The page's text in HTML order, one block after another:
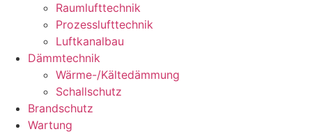
Raumlufttechnik
Prozesslufttechnik
Luftkanalbau
Dämmtechnik
Wärme-/Kältedämmung
Schallschutz
Brandschutz
Wartung